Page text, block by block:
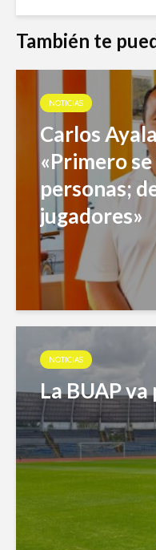
También te
NOTICIAS
Carlos
«Primero
personas;
jugadores»
NOTICIAS
La BUAP